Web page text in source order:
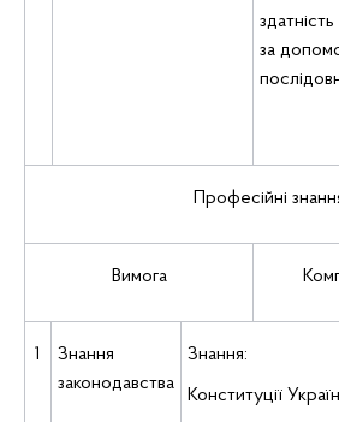
за
Професійні
Вимога
1
Знання
законодавства
Знання:
Конституції